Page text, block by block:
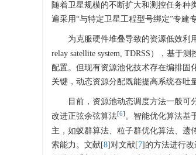
随着卫星规模的不断扩大和测控任务
遍采用“与特定卫星工程型号绑定”专建
为克服硬件堆叠导致的资源低效利
relay satellite system, TDRSS），基于
配置。但现有资源池化技术存在编排固
关键，动态资源分配既能提高系统吞吐
目前，资源池动态调度方法一般
改进正弦余弦算法[6] 。智能优化算法基
主，如蚁群算法、粒子群优化算法、遗
索能力。文献[8]对文献[7]的方法进行